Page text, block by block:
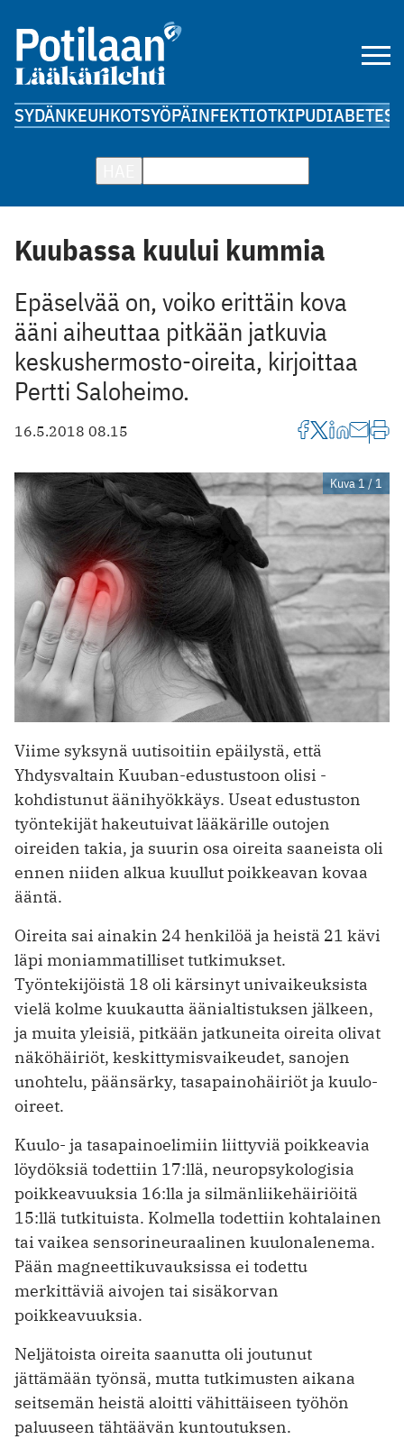
SYDÄNKEUHKOTSYÖPÄINFEKTIOTKIPUDIABETES
Kuubassa kuului kummia
Epäselvää on, voiko erittäin kova
ääni aiheuttaa pitkään jatkuvia
keskushermosto-oireita, kirjoittaa
Pertti Saloheimo.
16.5.2018 08.15
Kuva 1 / 1
Viime syksynä uutisoitiin epäilystä, että
Yhdysvaltain Kuuban-edustustoon olisi ­
kohdistunut äänihyökkäys. Useat edustuston
työntekijät hakeutuivat lääkärille outojen
oireiden takia, ja suurin osa oireita saaneista oli
ennen niiden alkua kuullut poikkeavan kovaa
ääntä.
Oireita sai ainakin 24 henkilöä ja heistä 21 kävi
läpi moniammatilliset tutkimukset.
Työntekijöistä 18 oli kärsinyt univaikeuksista
vielä kolme kuukautta äänialtistuksen jälkeen,
ja muita yleisiä, pitkään jatkuneita oireita olivat
näköhäiriöt, keskittymis­vaikeudet, sanojen
unohtelu, päänsärky, tasapainohäiriöt ja kuulo-
oireet.
Kuulo- ja tasapainoelimiin liittyviä poikkeavia
löydöksiä todettiin 17:llä, neuro­psykologisia
poikkeavuuksia 16:lla ja silmänliikehäiriöitä
15:llä tutkituista. Kolmella todettiin kohtalainen
tai vaikea sensorineuraalinen kuulonalenema.
Pään magneetti­kuvauksissa ei todettu
merkittäviä aivojen tai sisäkorvan
poikkeavuuksia.
Neljätoista oireita saanutta oli joutunut
jättämään työnsä, mutta tutkimusten aikana
seitsemän heistä aloitti vähittäiseen työhön
paluuseen tähtäävän kuntoutuksen.